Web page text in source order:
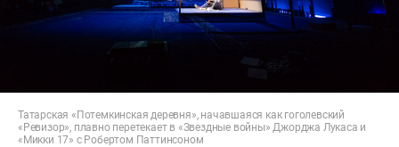
Татарская «Потемкинская деревня», начавшаяся как гоголевский
«Ревизор», плавно перетекает в «Звездные войны» Джорджа Лукаса и
«Микки 17» с Робертом Паттинсоном